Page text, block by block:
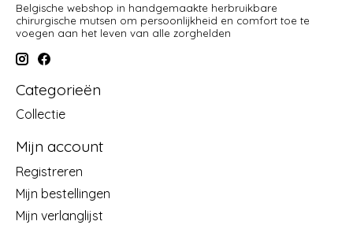
Belgische webshop in handgemaakte herbruikbare
chirurgische mutsen om persoonlijkheid en comfort toe te
voegen aan het leven van alle zorghelden
Categorieën
Collectie
Mijn account
Registreren
Mijn bestellingen
Mijn verlanglijst